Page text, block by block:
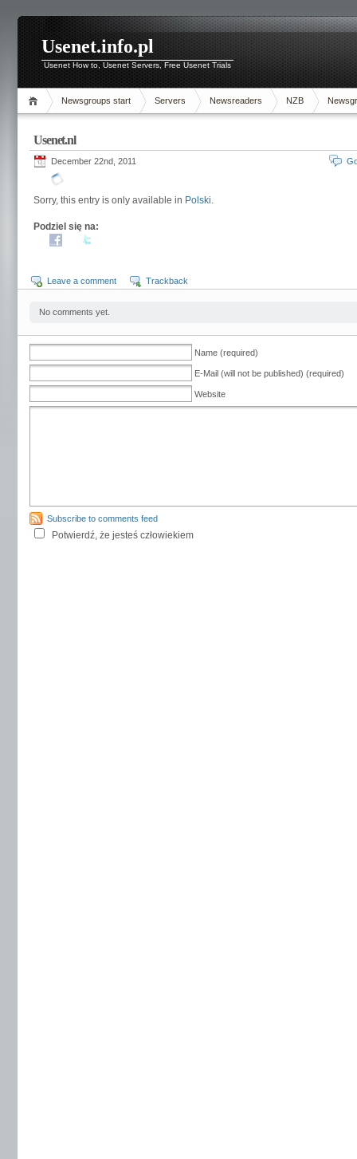
Usenet.info.pl
Usenet How to, Usenet Servers, Free Usenet Trials
Newsgroups start Servers Newsreaders NZB
Usenet.nl
December 22nd, 2011
Sorry, this entry is only available in Polski.
Podziel się na:
Leave a comment Trackback
No comments yet.
Name (required)
E-Mail (will not be published) (required)
Website
Subscribe to comments feed
Potwierdź, że jesteś człowiekiem